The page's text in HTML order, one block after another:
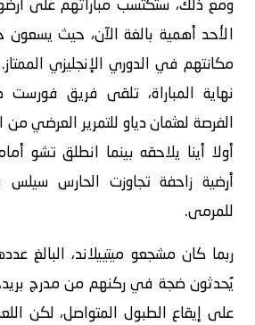
الأحد أهمية بالغة الآن، حيث
مكانتهم في الدوري الإنجليزي
نهاية المباراة، تلقى فريق
الفرصة لعثمان دياو للتمرير العرضي
أولا أينا يلاحقه بينما انطلق تشو
أرضية زاحفة تجاوزت الحارس سيلس
للمرمى.
يُحدثون ضجة في ركنهم من مدرج
على إيقاع الطبول المتواصل، لكن